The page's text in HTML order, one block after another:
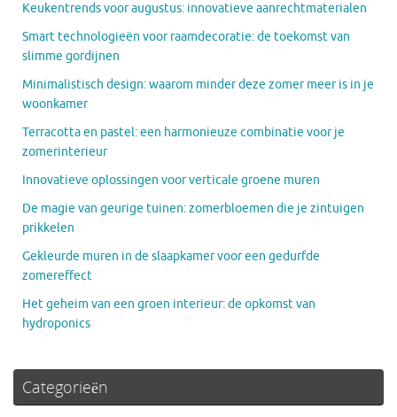
Keukentrends voor augustus: innovatieve aanrechtmaterialen
Smart technologieën voor raamdecoratie: de toekomst van
slimme gordijnen
Minimalistisch design: waarom minder deze zomer meer is in je
woonkamer
Terracotta en pastel: een harmonieuze combinatie voor je
zomerinterieur
Innovatieve oplossingen voor verticale groene muren
De magie van geurige tuinen: zomerbloemen die je zintuigen
prikkelen
Gekleurde muren in de slaapkamer voor een gedurfde
zomereffect
Het geheim van een groen interieur: de opkomst van
hydroponics
Categorieën